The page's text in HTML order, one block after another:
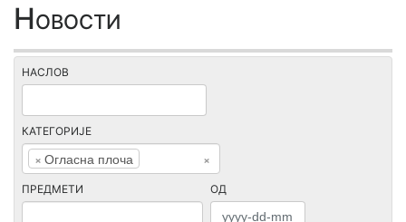
Новости
НАСЛОВ
КАТЕГОРИЈЕ
×
× Огласна плоча
ПРЕДМЕТИ ОД